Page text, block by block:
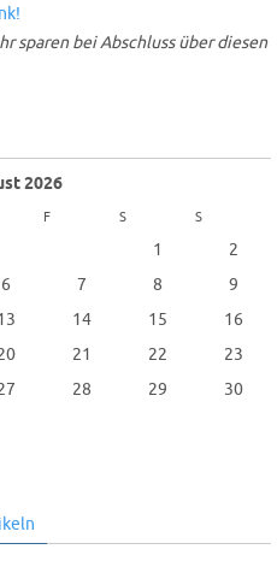
sparen bei Abschluss über diesen
2026
F S S
1
2
6 7 8
9
14 15
16
21 22
23
28 29
30